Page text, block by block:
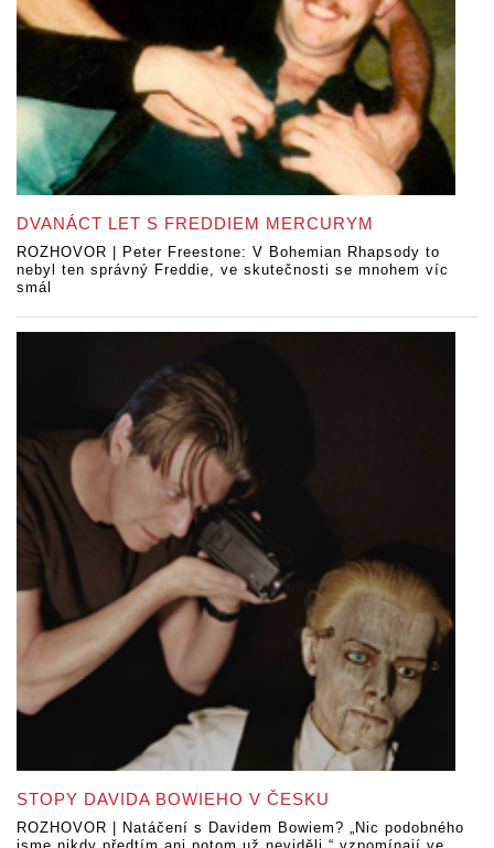
DVANÁCT LET S FREDDIEM MERCURYM
ROZHOVOR | Peter Freestone: V Bohemian Rhapsody to
nebyl ten správný Freddie, ve skutečnosti se mnohem víc
smál
STOPY DAVIDA BOWIEHO V ČESKU
ROZHOVOR | Natáčení s Davidem Bowiem? „Nic podobného